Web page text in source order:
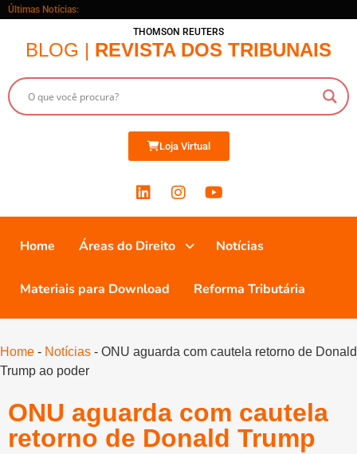
Últimas Notícias:
THOMSON REUTERS
BLOG | REVISTA DOS TRIBUNAIS
Loja Virtual
Home Áreas do Direito Notícias
Materiais para Download Reforma Tributária
Home - Notícias - ONU aguarda com cautela retorno de Donald
Trump ao poder
ONU aguarda com cautela
retorno de Donald Trump